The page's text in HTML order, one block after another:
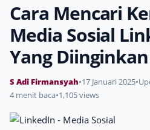
Cara Mencari
Media Sosial
Yang Diinginkan
S Adi Firmansyah•17 Januari 2025•
4 menit baca•1,105 views